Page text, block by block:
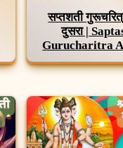
सप्तशती
दुसरा |
Gurucharitra